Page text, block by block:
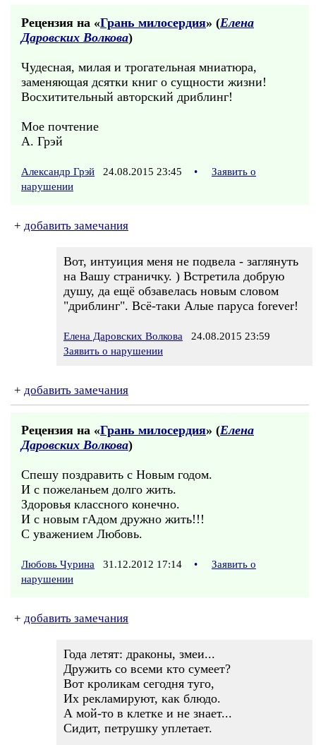
Рецензия на «Грань милосердия» (Елена
Даровских Волкова)
Чудесная, милая и трогательная мниатюра,
заменяющая дсятки книг о сущности жизни!
Восхитительный авторский дриблинг!
Мое почтение
А. Грэй
Александр Грэй 24.08.2015 23:45 •
Заявить о
нарушении
+ добавить замечания
Вот, интуиция меня не подвела - заглянуть
на Вашу страничку. ) Встретила добрую
душу, да ещё обзавелась новым словом
"дриблинг". Всё-таки Алые паруса forever!
Елена Даровских Волкова 24.08.2015 23:59
Заявить о нарушении
+ добавить замечания
Рецензия на «Грань милосердия» (Елена
Даровских Волкова)
Спешу поздравить с Новым годом.
И с пожеланьем долго жить.
Здоровья классного конечно.
И с новым гАдом дружно жить!!!
С уважением Любовь.
Любовь Чурина 31.12.2012 17:14 •
Заявить о
нарушении
+ добавить замечания
Года летят: драконы, змеи...
Дружить со всеми кто сумеет?
Вот кроликам сегодня туго,
Их рекламируют, как блюдо.
А мой-то в клетке и не знает...
Сидит, петрушку уплетает.